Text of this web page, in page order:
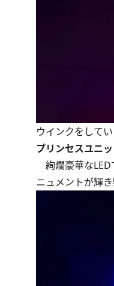
ウインクをして
プリンセスユニ
絢爛豪華なLED
ニュメントが輝